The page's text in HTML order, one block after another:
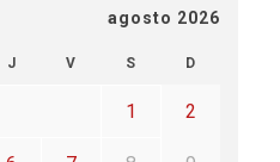
agosto 2026
J V S D
1 2